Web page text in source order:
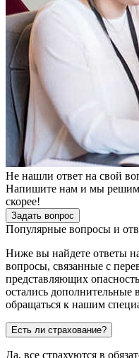
Не нашли ответ на свой
Напишите нам и мы
скорее!
Задать вопрос
Популярные вопросы и
Ниже вы найдете ответы
вопросы, связанные с
представляющих
остались дополнительные
обращаться к нашим
Есть ли страхование?
Да, все страхуются в